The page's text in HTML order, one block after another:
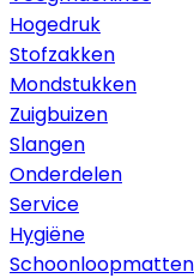
Hogedruk
Stofzakken
Mondstukken
Zuigbuizen
Slangen
Onderdelen
Service
Hygiëne
Schoonloopmatten